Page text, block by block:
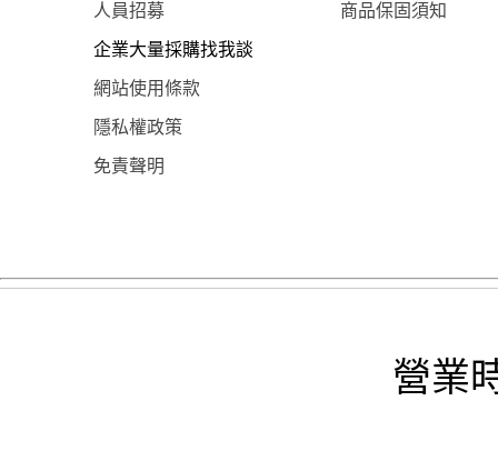
人員招募 商品保固須知
企業大量採購找我談
網站使用條款
隱私權政策
免責聲明
營業